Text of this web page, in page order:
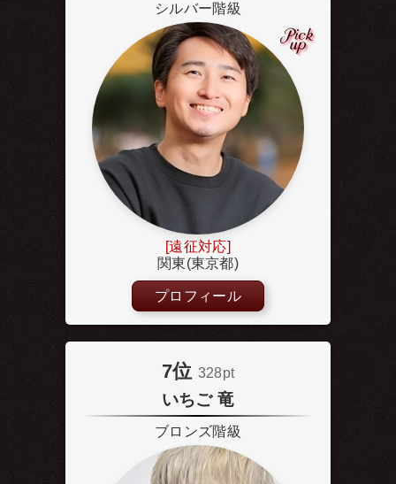
シルバー階級
[遠征対応]
関東(東京都)
プロフィール
7位 328pt
いちご 竜
ブロンズ階級